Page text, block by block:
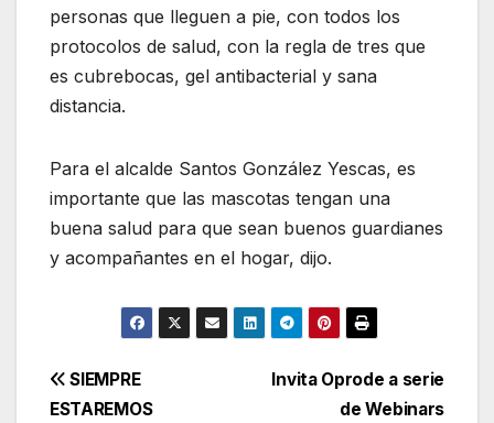
personas que lleguen a pie, con todos los
protocolos de salud, con la regla de tres que
es cubrebocas, gel antibacterial y sana
distancia.
Para el alcalde Santos González Yescas, es
importante que las mascotas tengan una
buena salud para que sean buenos guardianes
y acompañantes en el hogar, dijo.
Navegación
Invita Oprode a serie
de Webinars
SIEMPRE
ESTAREMOS